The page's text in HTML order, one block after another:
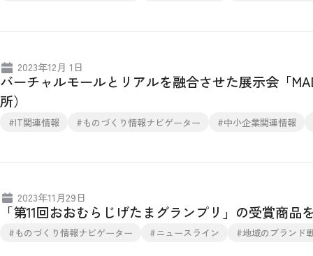
2023年12月 1日
バーチャルモールとリアルを融合させた展示会「
所）
#IT関連情報 #ものづくり情報ナビゲーター #中小企業関連情報
2023年11月29日
「第11回おおむらじげたまグランプリ」の受賞商
#ものづくり情報ナビゲーター #ニュースライン #地域のブランド